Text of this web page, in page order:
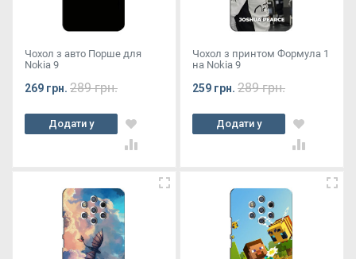
Чохол з авто Порше для
Nokia 9
269 грн. 289 грн.
Додати у
кошик
Чохол з принтом Формула 1
на Nokia 9
259 грн. 289 грн.
Додати у
кошик